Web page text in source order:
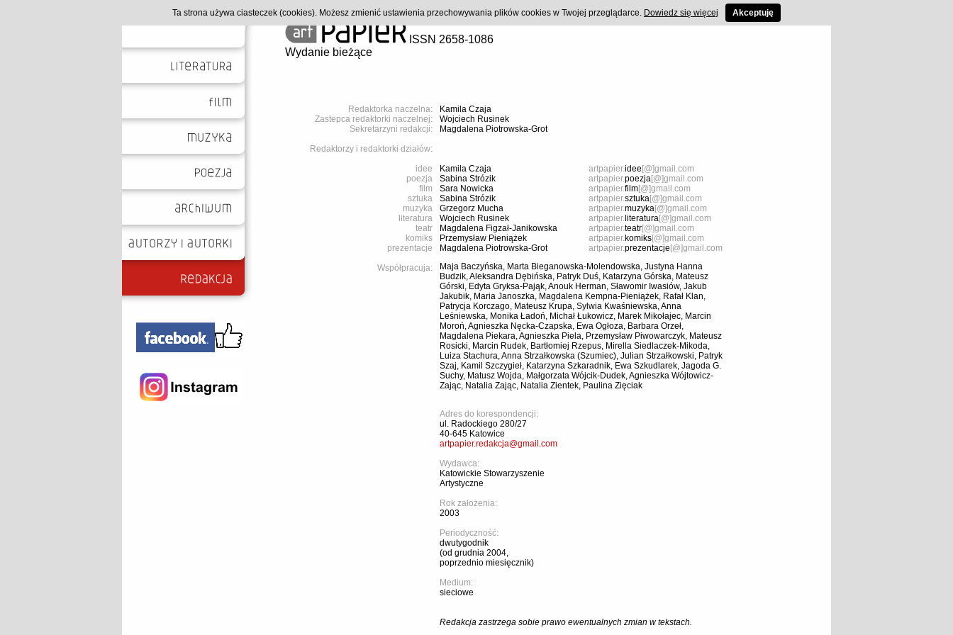
ISSN 2658-1086
Wydanie bieżące
Redaktorka naczelna:
Zastepca redaktorki naczelnej:
Sekretarzyni redakcji:
Redaktorzy i redaktorki działów:
idee
poezja
film
sztuka
muzyka
literatura
teatr
komiks
prezentacje
Współpracuja:
Kamila Czaja
Wojciech Rusinek
Magdalena Piotrowska-Grot
Kamila Czaja
Sabina Strózik
Sara Nowicka
Sabina Strózik
Grzegorz Mucha
Wojciech Rusinek
Magdalena Figzał-Janikowska
Przemysław Pieniążek
Magdalena Piotrowska-Grot
artpapier.idee [@]gmail.com
artpapier.poezja[@]gmail.com
artpapier.film[@]gmail.com
artpapier.sztuka[@]gmail.com
artpapier.muzyka[@]gmail.com
artpapier. literatura[@]gmail.com
artpapier.teatr[@]gmail.com
artpapier.komiks[@]gmail.com
artpapier.prezentacje [@]gmail.com
Maja Baczyńska, Marta Bieganowska-Molendowska, Justyna Hanna
Budzik, Aleksandra Dębińska, Patryk Duś, Katarzyna Górska, Mateusz
Górski, Edyta Gryksa-Pająk, Anouk Herman, Sławomir Iwasiów, Jakub
Jakubik, Maria Janoszka, Magdalena Kempna-Pieniążek, Rafał Klan,
Patrycja Korczago, Mateusz Krupa, Sylwia Kwaśniewska, Anna
Leśniewska, Monika Ładoń, Michał Łukowicz, Marek Mikołajec, Marcin
Moroń, Agnieszka Nęcka-Czapska, Ewa Ogłoza, Barbara Orzeł,
Magdalena Piekara, Agnieszka Piela, Przemysław Piwowarczyk, Mateusz
Rosicki, Marcin Rudek, Bartłomiej Rzepus, Mirella Siedlaczek-Mikoda,
Luiza Stachura, Anna Strzałkowska (Szumiec), Julian Strzałkowski, Patryk
Szaj, Kamil Szczygieł, Katarzyna Szkaradnik, Ewa Szkudlarek, Jagoda G.
Suchy, Matusz Wojda, Małgorzata Wójcik-Dudek, Agnieszka Wójtowicz-
Zając, Natalia Zając, Natalia Zientek, Paulina Zięciak
Adres do korespondencji:
ul. Radockiego 280/27
40-645 Katowice
artpapier.redakcja@gmail.com
Wydawca:
Katowickie Stowarzyszenie
Artystyczne
Rok założenia:
2003
Periodyczność:
dwutygodnik
(od grudnia 2004,
poprzednio miesięcznik)
Medium:
sieciowe
Redakcja zastrzega sobie prawo ewentualnych zmian w tekstach.
Ta strona używa ciasteczek (cookies). Możesz zmienić ustawienia przechowywania plików cookies w Twojej przeglądarce. Dowiedz się więcej Akceptuję